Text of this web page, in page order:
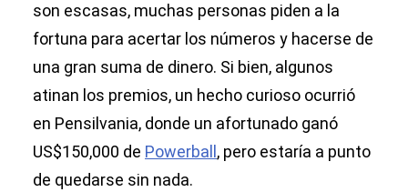
son escasas, muchas personas piden a la
fortuna para acertar los números y hacerse de
una gran suma de dinero. Si bien, algunos
atinan los premios, un hecho curioso ocurrió
en Pensilvania, donde un afortunado ganó
US$150,000 de Powerball , pero estaría a punto
de quedarse sin nada.